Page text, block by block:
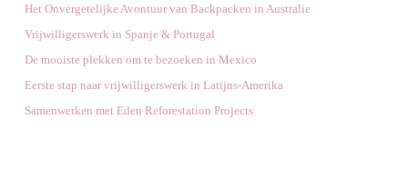
Het Onvergetelijke Avontuur van Backpacken in Australie
Vrijwilligerswerk in Spanje & Portugal
De mooiste plekken om te bezoeken in Mexico
Eerste stap naar vrijwilligerswerk in Latijns-Amerika
Samenwerken met Eden Reforestation Projects